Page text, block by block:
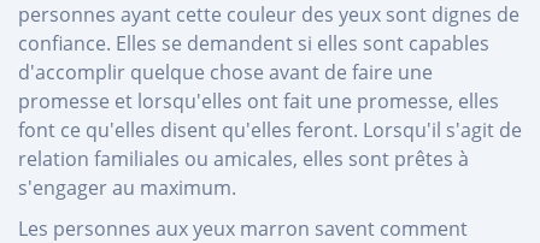
personnes ayant cette couleur des yeux sont dignes de
confiance. Elles se demandent si elles sont capables
d'accomplir quelque chose avant de faire une
promesse et lorsqu'elles ont fait une promesse, elles
font ce qu'elles disent qu'elles feront. Lorsqu'il s'agit de
relation familiales ou amicales, elles sont prêtes à
s'engager au maximum.
Les personnes aux yeux marron savent comment